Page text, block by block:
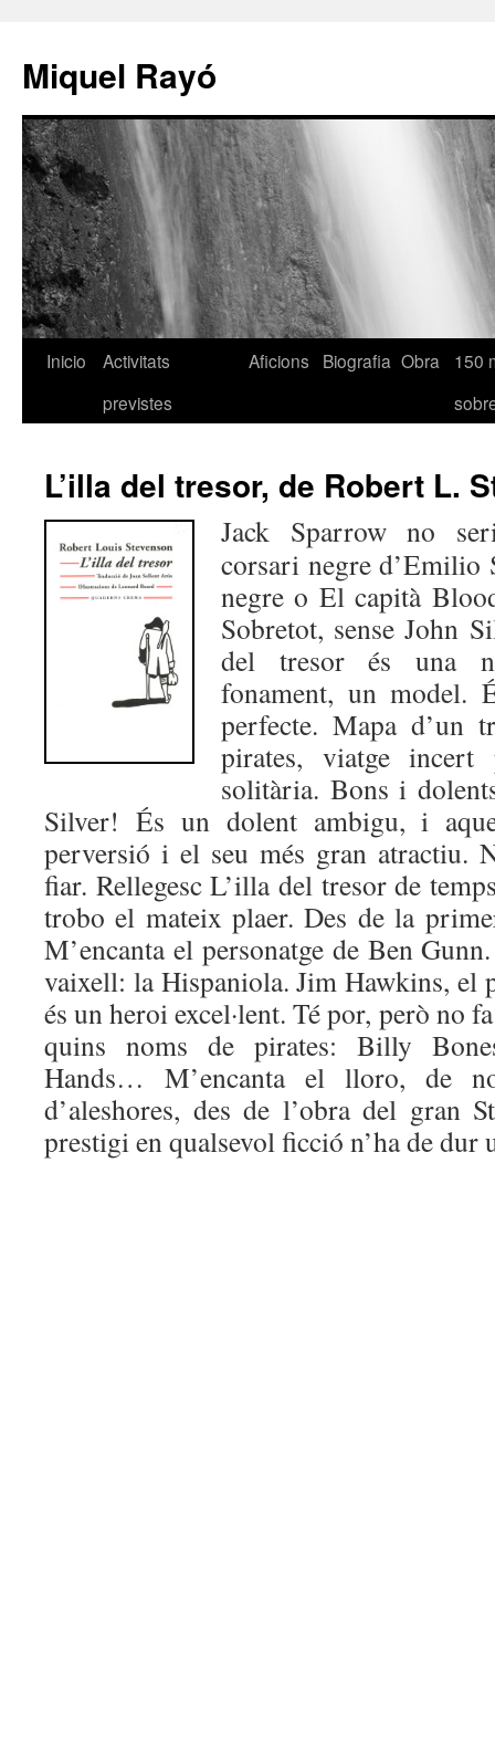
Miquel Rayó
Inicio
Activitats
previstes
Aficions Biografia Obra
150
L’illa del tresor, de Robert L.
Jack Sparrow no
corsari negre d’Emilio
negre o El capità
Sobretot, sense John
del tresor és una
fonament, un model.
perfecte. Mapa d’un
pirates, viatge
solitària. Bons i
Silver! És un dolent ambigu, i
perversió i el seu més gran atractiu.
fiar. Rellegesc L’illa del tresor de
trobo el mateix plaer. Des de la
M’encanta el personatge de Ben
vaixell: la Hispaniola. Jim Hawkins, el
és un heroi excel·lent. Té por, però no
quins noms de pirates: Billy
Hands… M’encanta el lloro, de
d’aleshores, des de l’obra del gran
prestigi en qualsevol ficció n’ha de dur